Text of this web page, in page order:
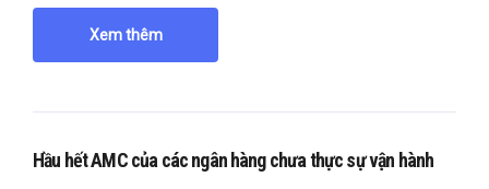
Xem thêm
Hầu hết AMC của các ngân hàng chưa thực sự vận hành